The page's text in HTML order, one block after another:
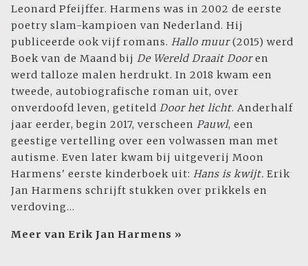
Leonard Pfeijffer. Harmens was in 2002 de eerste
poetry slam-kampioen van Nederland. Hij
publiceerde ook vijf romans. Hallo muur(2015) werd
Boek van de Maand bij De Wereld Draait Dooren
werd talloze malen herdrukt. In 2018 kwam een
tweede, autobiografische roman uit, over
onverdoofd leven, getiteld Door het licht. Anderhalf
jaar eerder, begin 2017, verscheen Pauwl, een
geestige vertelling over een volwassen man met
autisme. Even later kwam bij uitgeverij Moon
Harmens' eerste kinderboek uit: Hans is kwijt. Erik
Jan Harmens schrijft stukken over prikkels en
verdoving...
Meer van Erik Jan Harmens »